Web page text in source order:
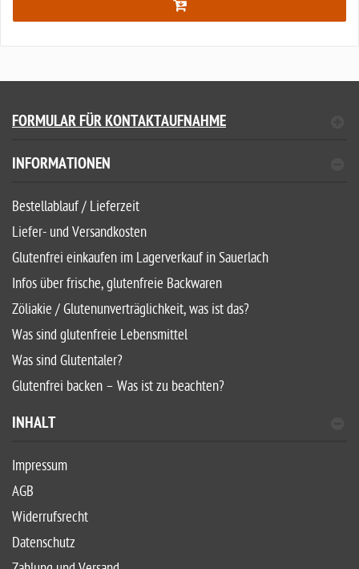
FORMULAR FÜR KONTAKTAUFNAHME
INFORMATIONEN
Bestellablauf / Lieferzeit
Liefer- und Versandkosten
Glutenfrei einkaufen im Lagerverkauf in Sauerlach
Infos über frische, glutenfreie Backwaren
Zöliakie / Glutenunverträglichkeit, was ist das?
Was sind glutenfreie Lebensmittel
Was sind Glutentaler?
Glutenfrei backen – Was ist zu beachten?
INHALT
Impressum
AGB
Widerrufsrecht
Datenschutz